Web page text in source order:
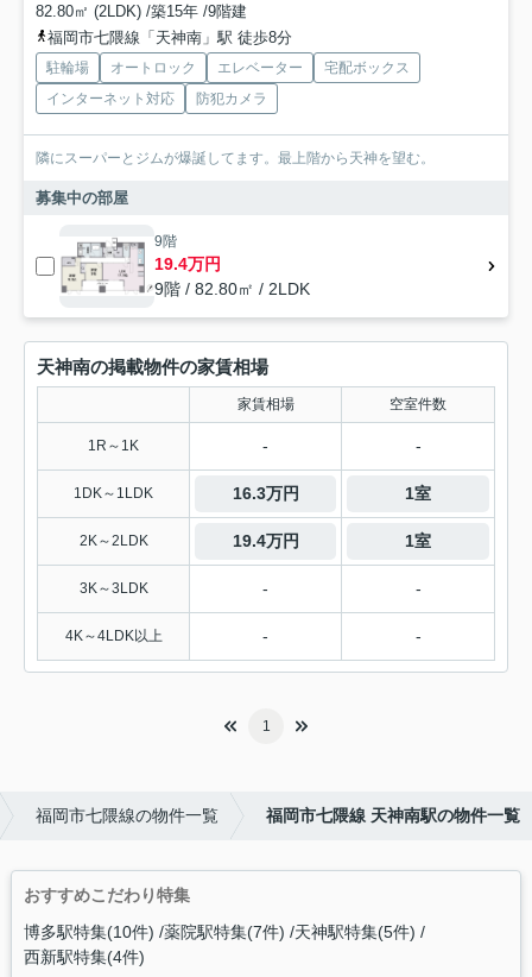
82.80㎡ (2LDK) /築15年 /9階建
福岡市七隈線「天神南」駅 徒歩8分
駐輪場 オートロック エレベーター
宅配ボックス
インターネット対応
防犯カメラ
隣にスーパーとジムが爆誕してます。最上階から天神を望む。
募集中の部屋
9階
19.4万円
9階 / 82.80㎡ / 2LDK
天神南の掲載物件の家賃相場
家賃相場 空室件数
1R～1K - -
1DK～1LDK 16.3万円 1室
2K～2LDK 19.4万円 1室
3K～3LDK - -
4K～4LDK以上 - -
1
福岡市七隈線の物件一覧 福岡市七隈線 天神南駅の物件一覧
おすすめこだわり特集
博多駅特集(10件) 薬院駅特集(7件) 天神駅特集(5件)
西新駅特集(4件)